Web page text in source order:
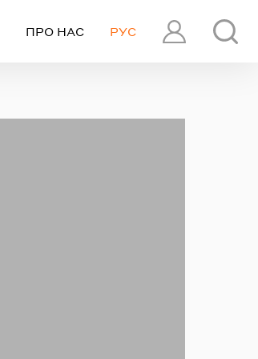
ПРОФІЛЬ
РУС
ПРО НАС